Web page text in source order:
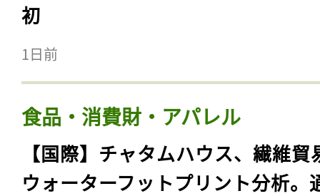
初
1日前
食品・消費財・アパレル
【国際】チャタムハウス、繊維貿
ウォーターフットプリント分析。